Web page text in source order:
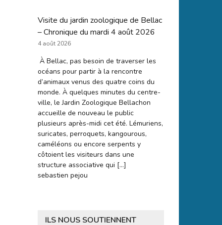
Visite du jardin zoologique de Bellac
– Chronique du mardi 4 août 2026
4 août 2026
À Bellac, pas besoin de traverser les
océans pour partir à la rencontre
d’animaux venus des quatre coins du
monde. À quelques minutes du centre-
ville, le Jardin Zoologique Bellachon
accueille de nouveau le public
plusieurs après-midi cet été. Lémuriens,
suricates, perroquets, kangourous,
caméléons ou encore serpents y
côtoient les visiteurs dans une
structure associative qui […]
sebastien pejou
ILS NOUS SOUTIENNENT